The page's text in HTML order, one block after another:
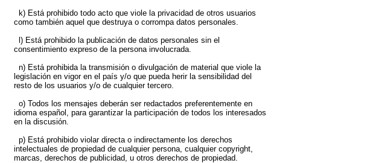
k) Está prohibido todo acto que viole la privacidad de otros usuarios
como también aquel que destruya o corrompa datos personales.
l) Está prohibido la publicación de datos personales sin el
consentimiento expreso de la persona involucrada.
n) Está prohibida la transmisión o divulgación de material que viole la
legislación en vigor en el país y/o que pueda herir la sensibilidad del
resto de los usuarios y/o de cualquier tercero.
o) Todos los mensajes deberán ser redactados preferentemente en
idioma español, para garantizar la participación de todos los interesados
en la discusión.
p) Está prohibido violar directa o indirectamente los derechos
intelectuales de propiedad de cualquier persona, cualquier copyright,
marcas, derechos de publicidad, u otros derechos de propiedad.